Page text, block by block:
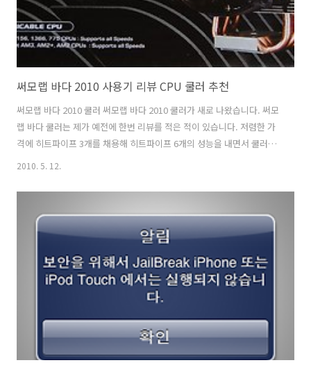
써모랩 바다 2010 사용기 리뷰 CPU 쿨러 추천
써모랩 바다 2010 쿨러 써모랩 바다 2010 쿨러가 새로 나왔습니다. 써모
랩 바다 쿨러는 제가 예전에 한번 리뷰를 적은 적이 있습니다. 저렴한 가
격에 히트파이프 3개를 채용해 히트파이프 6개의 성능을 내면서 쿨러도
PWM 팬을 채용하여 조용한 쿨러였죠. 이번에는 박스 디자인을 좀 변경
다 2010 박스 외형 써모랩 바다 2010 은 전작의 써모랩 바다 보다 박스
도 넣고 쿨러외형 사진도 넣고 더 신경을 쓴 모습입니다. 써모랩 바다
2010 박스 옆면에는 간략 설명이 적혀 있습니다. 크기와 팬의 소음도가
적혀 있습니다. 디자인은 크게 변경 된 사항은 없지만 히트싱크..
2010. 5. 12.